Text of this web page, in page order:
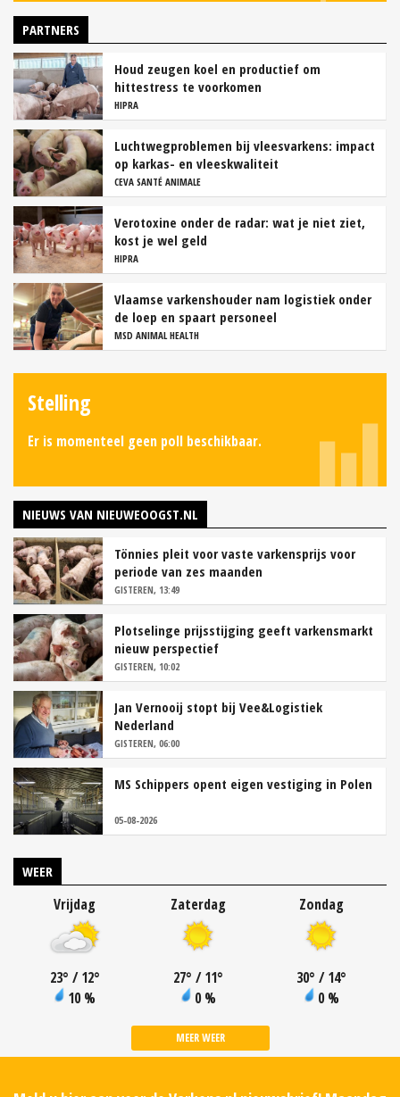
PARTNERS
Houd zeugen koel en productief om
hittestress te voorkomen
HIPRA
Luchtwegproblemen bij vleesvarkens: impact
op karkas- en vleeskwaliteit
CEVA SANTÉ ANIMALE
Verotoxine onder de radar: wat je niet ziet,
kost je wel geld
HIPRA
Vlaamse varkenshouder nam logistiek onder
de loep en spaart personeel
MSD ANIMAL HEALTH
Stelling
Er is momenteel geen poll beschikbaar.
NIEUWS VAN NIEUWEOOGST.NL
Tönnies pleit voor vaste varkensprijs voor
periode van zes maanden
GISTEREN, 13:49
Plotselinge prijsstijging geeft varkensmarkt
nieuw perspectief
GISTEREN, 10:02
Jan Vernooij stopt bij Vee&Logistiek
Nederland
GISTEREN, 06:00
MS Schippers opent eigen vestiging in Polen
05-08-2026
WEER
Vrijdag
23° / 12°
10 %
Zaterdag
27° / 11°
0 %
Zondag
30° / 14°
0 %
MEER WEER